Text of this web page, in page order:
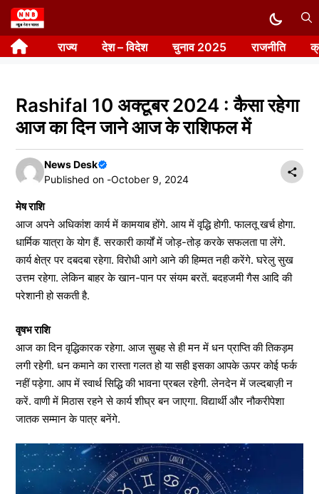
Skip
to
content राज्य देश – विदेश चुनाव 2025 राजनीति
Rashifal 10 अक्टूबर 2024 : कैसा रहेगा
आज का दिन जाने आज के राशिफल में
News Desk
Published on -October 9, 2024
मेष राशि
आज अपने अधिकांश कार्य में कामयाब होंगे. आय में वृद्धि होगी. फालतू खर्च होगा.
धार्मिक यात्रा के योग हैं. सरकारी कार्यों में जोड़-तोड़ करके सफलता पा लेंगे.
कार्य क्षेत्र पर दबदबा रहेगा. विरोधी आगे आने की हिम्मत नही करेंगे. घरेलु सुख
उत्तम रहेगा. लेकिन बाहर के खान-पान पर संयम बरतें. बदहजमी गैस आदि की
परेशानी हो सकती है.
वृषभ राशि
आज का दिन वृद्धिकारक रहेगा. आज सुबह से ही मन में धन प्राप्ति की तिकड़म
लगी रहेगी. धन कमाने का रास्ता गलत हो या सही इसका आपके ऊपर कोई फर्क
नहीं पड़ेगा. आप में स्वार्थ सिद्धि की भावना प्रबल रहेगी. लेनदेन में जल्दबाज़ी न
करें. वाणी में मिठास रहने से कार्य शीघ्र बन जाएगा. विद्यार्थी और नौकरीपेशा
जातक सम्मान के पात्र बनेंगे.